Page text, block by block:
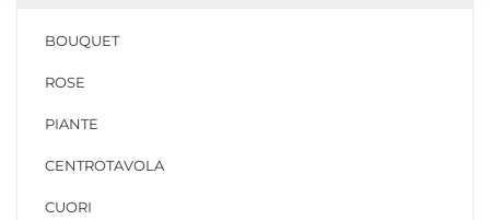
BOUQUET
ROSE
PIANTE
CENTROTAVOLA
CUORI